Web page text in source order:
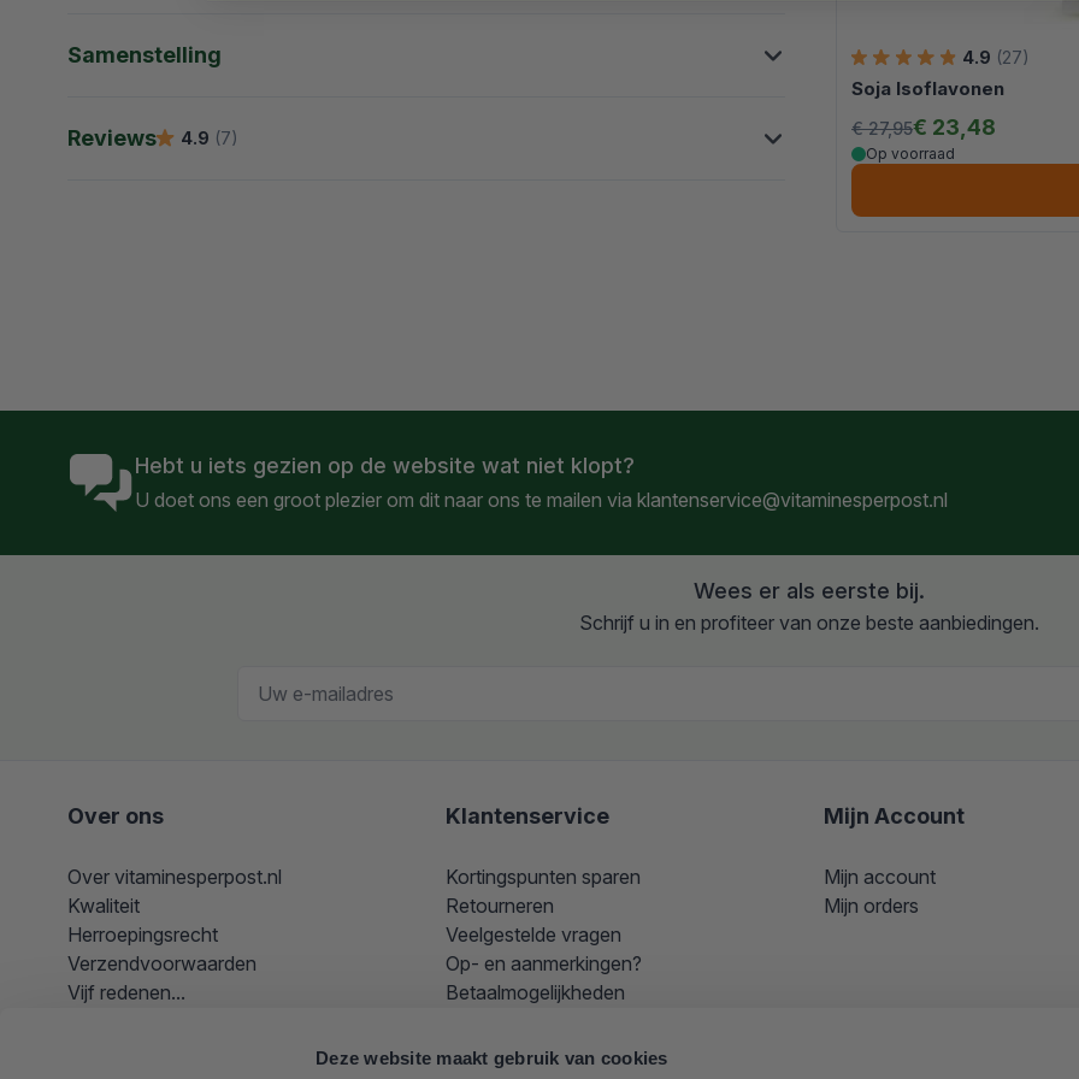
Deze website maakt gebruik van cookies
Samenstelling
Reviews 4.9 (7)
4.9 (27)
Soja Isoflavonen
€ 23,48
€ 27,95
Op voorraad
€ 24,95 € 20,96
Hebt u iets gezien op de website wat niet klopt?
U doet ons een groot plezier om dit naar ons te mailen via klantenservice@vitaminesperpost.nl
Wees er als eerste bij.
Schrijf u in en profiteer van onze beste aanbiedingen.
Over ons
Over vitaminesperpost.nl
Kwaliteit
Herroepingsrecht
Verzendvoorwaarden
Vijf redenen...
Klantenservice
Kortingspunten sparen
Retourneren
Veelgestelde vragen
Op- en aanmerkingen?
Betaalmogelijkheden
Mijn Account
Mijn account
Mijn orders